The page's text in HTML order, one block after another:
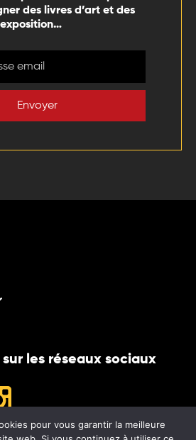
des livres d’art et des
Envoyer
les réseaux sociaux
pour vous garantir la meilleure